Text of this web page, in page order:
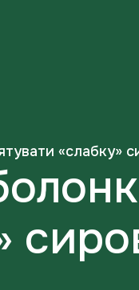
«слабку»